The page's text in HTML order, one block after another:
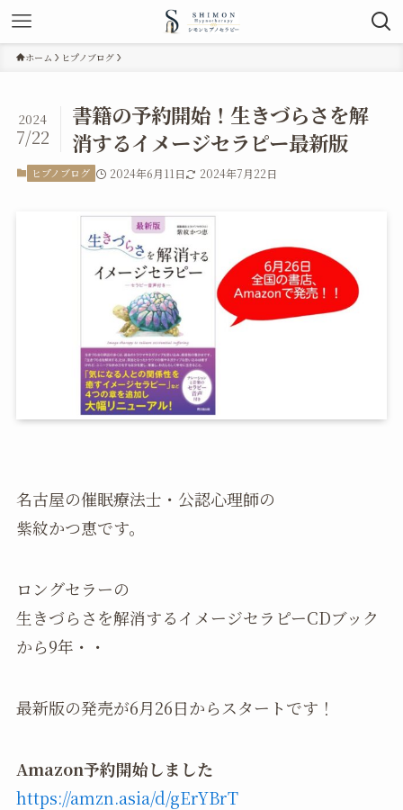
ホーム ヒプノブログ
書籍の予約開始！生きづらさを解
消するイメージセラピー最新版
2024
7/22
ヒプノブログ 2024年6月11日 2024年7月22日
名古屋の催眠療法士・公認心理師の
紫紋かつ恵です。
ロングセラーの
生きづらさを解消するイメージセラピーCDブック
から9年・・
最新版の発売が6月26日からスタートです！
Amazon予約開始しました
https://amzn.asia/d/gErYBrT